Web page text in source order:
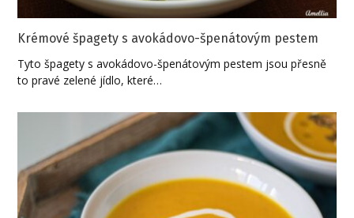
Krémové špagety s avokádovo-špenátovým pestem
Tyto špagety s avokádovo-špenátovým pestem jsou přesně
to pravé zelené jídlo, které…